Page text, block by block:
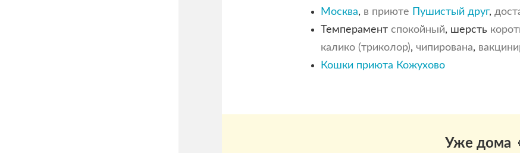
Москва, в приюте Пушистый друг,
Темперамент спокойный, шерсть
калико (триколор), чипирована,
Кошки приюта Кожухово
Уже дома